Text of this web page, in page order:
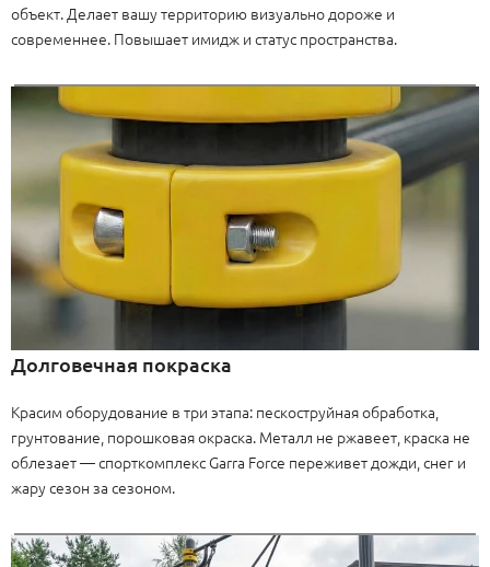
объект. Делает вашу территорию визуально дороже и
современнее. Повышает имидж и статус пространства.
Долговечная покраска
Красим оборудование в три этапа: пескоструйная обработка,
грунтование, порошковая окраска. Металл не ржавеет, краска не
облезает — спорткомплекс Garra Force переживет дожди, снег и
жару сезон за сезоном.